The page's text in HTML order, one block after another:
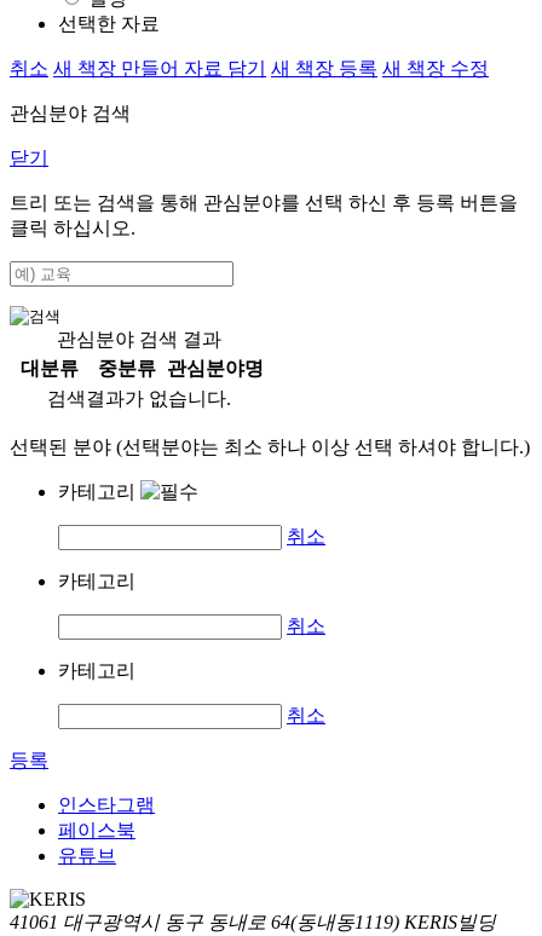
선택한 자료
취소 새 책장 만들어 자료 담기 새 책장 등록 새 책장 수정
관심분야 검색
닫기
트리 또는 검색을 통해 관심분야를 선택 하신 후 등록 버튼을
클릭 하십시오.
관심분야 검색 결과
대분류
중분류
관심분야명
검색결과가 없습니다.
선택된 분야 (선택분야는 최소 하나 이상 선택 하셔야 합니다.)
카테고리
취소
카테고리
취소
카테고리
취소
등록
인스타그램
페이스북
유튜브
41061 대구광역시 동구 동내로 64(동내동1119) KERIS빌딩